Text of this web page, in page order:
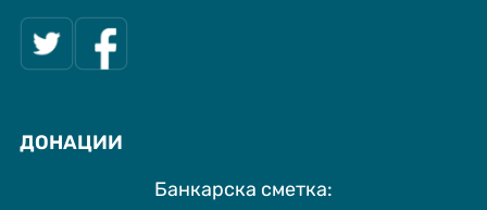
ДОНАЦИИ
Банкарска сметка: